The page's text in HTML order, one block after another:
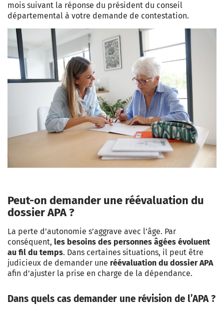
mois suivant la réponse du président du conseil
départemental à votre demande de contestation.
Peut-on demander une réévaluation du
dossier APA ?
La perte d’autonomie s’aggrave avec l’âge. Par
conséquent, les besoins des personnes âgées évoluent
au fil du temps. Dans certaines situations, il peut être
judicieux de demander une réévaluation du dossierAPA
afin d’ajuster la prise en charge de la dépendance.
Dans quels cas demander une révision de l’APA ?